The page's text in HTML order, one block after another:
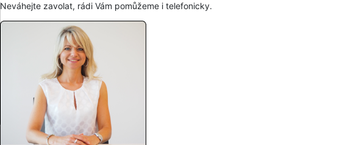
Neváhejte zavolat, rádi Vám pomůžeme i telefonicky.